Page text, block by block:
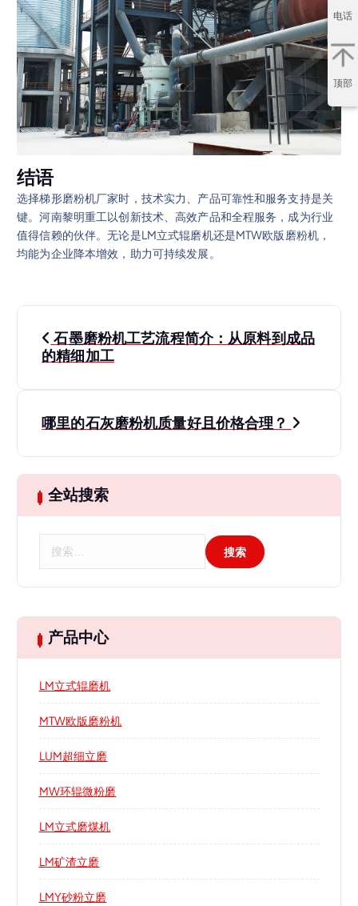
结语
选择梯形磨粉机厂家时，技术实力、产品可靠性和服务支持是关
键。河南黎明重工以创新技术、高效产品和全程服务，成为行业
值得信赖的伙伴。无论是LM立式辊磨机还是MTW欧版磨粉机，
均能为企业降本增效，助力可持续发展。
文
章
航
石墨磨粉机工艺流程简介：从原料到成品
的精细加工
哪里的石灰磨粉机质量好且价格合理？
全站搜索
产品中心
LM立式辊磨机
MTW欧版磨粉机
LUM超细立磨
MW环辊微粉磨
LM立式磨煤机
LM矿渣立磨
LMY砂粉立磨
电话
顶部